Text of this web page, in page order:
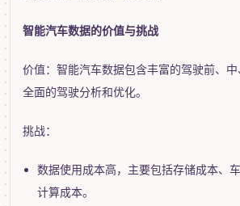
智能汽车数据的价值与挑战
价值：智能汽车数据包含丰富的驾驶前、
全面的驾驶分析和优化。
挑战：
数据使用成本高，主要包括存储成本、
计算成本。